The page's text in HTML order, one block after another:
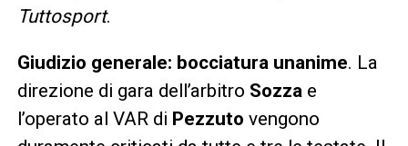
Tuttosport.
Giudizio generale: bocciatura unanime. La
direzione di gara dell’arbitro Sozza e
l’operato al VAR di Pezzuto vengono